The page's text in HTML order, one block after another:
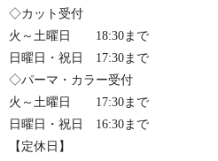
◇カット受付
火～土曜日 18:30まで
日曜日・祝日 17:30まで
◇パーマ・カラー受付
火～土曜日 17:30まで
日曜日・祝日 16:30まで
【定休日】